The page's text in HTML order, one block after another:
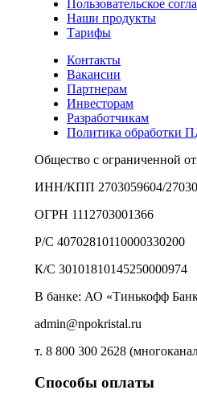
Пользовательское
Наши продукты
Тарифы
Контакты
Вакансии
Партнерам
Инвесторам
Разработчикам
Политика обработки
Общество с ограниченной
ИНН/КПП 2703059604/
ОГРН 1112703001366
Р/С 40702810110000330200
К/С 30101810145250000974
В банке: АО «Тинькофф
admin@npokristal.ru
т. 8 800 300 2628
Способы оплаты